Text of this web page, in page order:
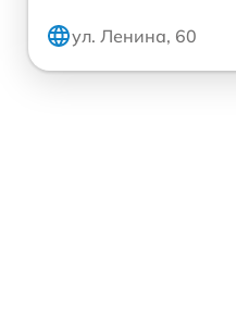
ул. Ленина, 60